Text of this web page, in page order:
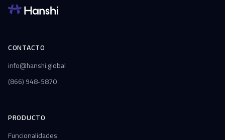
CONTACTO
info@hanshi.global
(866) 948-5870
PRODUCTO
Funcionalidades